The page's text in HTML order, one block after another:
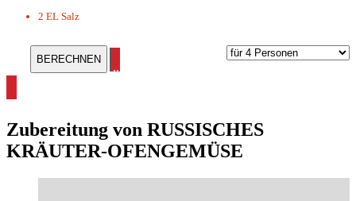
2 EL Salz
alle Rezepte ohne Kohlenhydrate ansehen
Zubereitung von RUSSISCHES
KRÄUTER-OFENGEMÜSE